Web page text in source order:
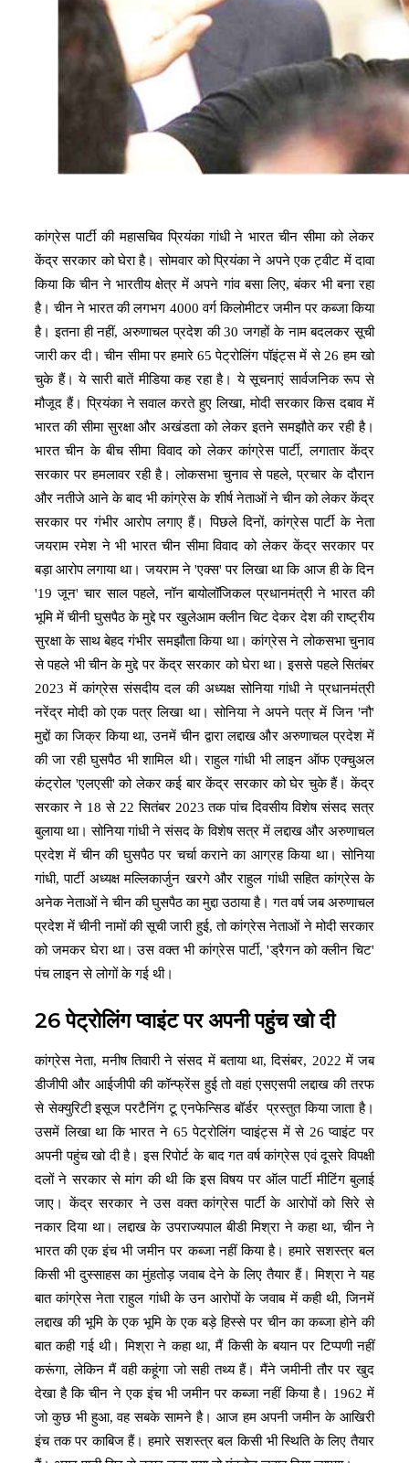
कांग्रेस पार्टी की महासचिव प्रियंका गांधी ने भारत चीन सीमा को लेकर
केंद्र सरकार को घेरा है। सोमवार को प्रियंका ने अपने एक ट्वीट में दावा
किया कि चीन ने भारतीय क्षेत्र में अपने गांव बसा लिए, बंकर भी बना रहा
है। चीन ने भारत की लगभग 4000 वर्ग किलोमीटर जमीन पर कब्जा किया
है। इतना ही नहीं, अरुणाचल प्रदेश की 30 जगहों के नाम बदलकर सूची
जारी कर दी। चीन सीमा पर हमारे 65 पेट्रोलिंग पॉइंट्स में से 26 हम खो
चुके हैं। ये सारी बातें मीडिया कह रहा है। ये सूचनाएं सार्वजनिक रूप से
मौजूद हैं। प्रियंका ने सवाल करते हुए लिखा, मोदी सरकार किस दबाव में
भारत की सीमा सुरक्षा और अखंडता को लेकर इतने समझौते कर रही है।
भारत चीन के बीच सीमा विवाद को लेकर कांग्रेस पार्टी, लगातार केंद्र
सरकार पर हमलावर रही है। लोकसभा चुनाव से पहले, प्रचार के दौरान
और नतीजे आने के बाद भी कांग्रेस के शीर्ष नेताओं ने चीन को लेकर केंद्र
सरकार पर गंभीर आरोप लगाए हैं। पिछले दिनों, कांग्रेस पार्टी के नेता
जयराम रमेश ने भी भारत चीन सीमा विवाद को लेकर केंद्र सरकार पर
बड़ा आरोप लगाया था। जयराम ने 'एक्स' पर लिखा था कि आज ही के दिन
'19 जून' चार साल पहले, नॉन बायोलॉजिकल प्रधानमंत्री ने भारत की
भूमि में चीनी घुसपैठ के मुद्दे पर खुलेआम क्लीन चिट देकर देश की राष्ट्रीय
सुरक्षा के साथ बेहद गंभीर समझौता किया था। कांग्रेस ने लोकसभा चुनाव
से पहले भी चीन के मुद्दे पर केंद्र सरकार को घेरा था। इससे पहले सितंबर
2023 में कांग्रेस संसदीय दल की अध्यक्ष सोनिया गांधी ने प्रधानमंत्री
नरेंद्र मोदी को एक पत्र लिखा था। सोनिया ने अपने पत्र में जिन 'नौ'
मुद्दों का जिक्र किया था, उनमें चीन द्वारा लद्दाख और अरुणाचल प्रदेश में
की जा रही घुसपैठ भी शामिल थी। राहुल गांधी भी लाइन ऑफ एक्चुअल
कंट्रोल 'एलएसी' को लेकर कई बार केंद्र सरकार को घेर चुके हैं। केंद्र
सरकार ने 18 से 22 सितंबर 2023 तक पांच दिवसीय विशेष संसद सत्र
बुलाया था। सोनिया गांधी ने संसद के विशेष सत्र में लद्दाख और अरुणाचल
प्रदेश में चीन की घुसपैठ पर चर्चा कराने का आग्रह किया था। सोनिया
गांधी, पार्टी अध्यक्ष मल्लिकार्जुन खरगे और राहुल गांधी सहित कांग्रेस के
अनेक नेताओं ने चीन की घुसपैठ का मुद्दा उठाया है। गत वर्ष जब अरुणाचल
प्रदेश में चीनी नामों की सूची जारी हुई, तो कांग्रेस नेताओं ने मोदी सरकार
को जमकर घेरा था। उस वक्त भी कांग्रेस पार्टी, 'ड्रैगन को क्लीन चिट'
पंच लाइन से लोगों के गई थी।
26 पेट्रोलिंग प्वाइंट पर अपनी पहुंच खो दी
कांग्रेस नेता, मनीष तिवारी ने संसद में बताया था, दिसंबर, 2022 में जब
डीजीपी और आईजीपी की कॉन्फ्रेंस हुई तो वहां एसएसपी लद्दाख की तरफ
से सेक्‍युरिटी इसूज परटैनिंग टू एनफेन्सिड बॉर्डर प्रस्तुत किया जाता है।
उसमें लिखा था कि भारत ने 65 पेट्रोलिंग प्वाइंट्स में से 26 प्वाइंट पर
अपनी पहुंच खो दी है। इस रिपोर्ट के बाद गत वर्ष कांग्रेस एवं दूसरे विपक्षी
दलों ने सरकार से मांग की थी कि इस विषय पर ऑल पार्टी मीटिंग बुलाई
जाए। केंद्र सरकार ने उस वक्त कांग्रेस पार्टी के आरोपों को सिरे से
नकार दिया था। लद्दाख के उपराज्यपाल बीडी मिश्रा ने कहा था, चीन ने
भारत की एक इंच भी जमीन पर कब्जा नहीं किया है। हमारे सशस्त्र बल
किसी भी दुस्साहस का मुंहतोड़ जवाब देने के लिए तैयार हैं। मिश्रा ने यह
बात कांग्रेस नेता राहुल गांधी के उन आरोपों के जवाब में कही थी, जिनमें
लद्दाख की भूमि के एक भूमि के एक बड़े हिस्से पर चीन का कब्जा होने की
बात कही गई थी। मिश्रा ने कहा था, मैं किसी के बयान पर टिप्पणी नहीं
करूंगा, लेकिन मैं वही कहूंगा जो सही तथ्य हैं। मैंने जमीनी तौर पर खुद
देखा है कि चीन ने एक इंच भी जमीन पर कब्जा नहीं किया है। 1962 में
जो कुछ भी हुआ, वह सबके सामने है। आज हम अपनी जमीन के आखिरी
इंच तक पर काबिज हैं। हमारे सशस्त्र बल किसी भी स्थिति के लिए तैयार